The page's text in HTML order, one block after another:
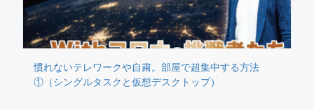
慣れないテレワークや自粛。部屋で超集中する方法
①（シングルタスクと仮想デスクトップ）